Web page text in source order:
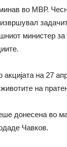
во МВР.
министер
акцијата на 27
на
донесена во
Чавков.